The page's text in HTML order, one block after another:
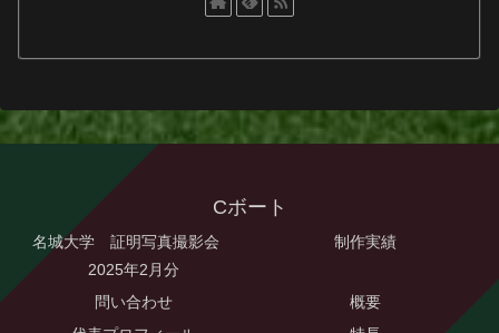
Cボート
名城大学 証明写真撮影会
2025年2月分
制作実績
問い合わせ
概要